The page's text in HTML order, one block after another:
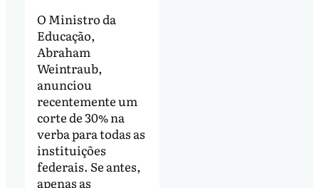
O Ministro da
Educação,
Abraham
Weintraub,
anunciou
recentemente um
corte de 30% na
verba para todas as
instituições
federais. Se antes,
apenas as